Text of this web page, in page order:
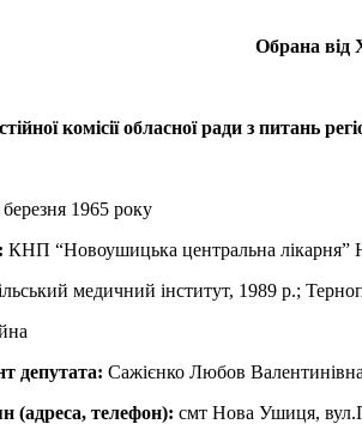
Обрана від
комісії обласної ради з питань
1965 року
КНП “Новоушицька центральна лікарня”
медичний інститут, 1989 р.;
депутата: Сажієнко Любов
(адреса, телефон): смт Нова Ушиця,